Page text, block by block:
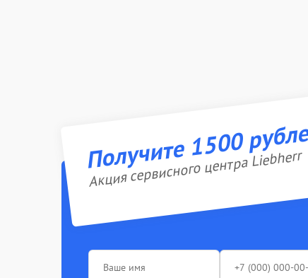
Получите 1500
Акция сервисного центра Liebherr